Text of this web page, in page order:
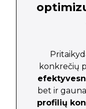
konkrečių
bet ir
profilių